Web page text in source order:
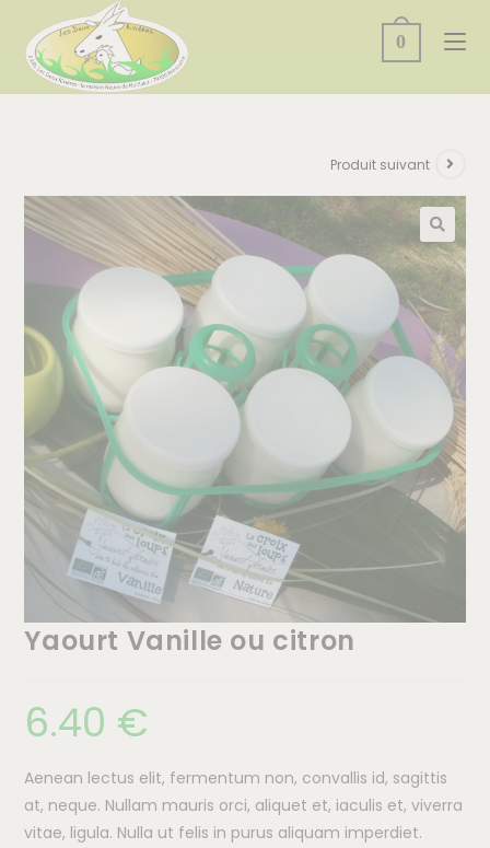
0
Produit suivant
🔍
Yaourt Vanille ou citron
6.40 €
Aenean lectus elit, fermentum non, convallis id, sagittis
at, neque. Nullam mauris orci, aliquet et, iaculis et, viverra
vitae, ligula. Nulla ut felis in purus aliquam imperdiet.